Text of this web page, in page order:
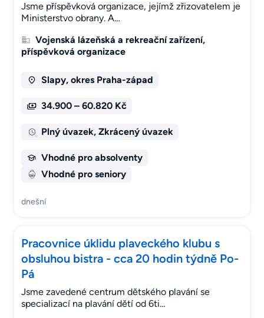
Jsme příspěvková organizace, jejímž zřizovatelem je
Ministerstvo obrany. A…
Vojenská lázeňská a rekreační zařízení,
příspěvková organizace
Slapy, okres Praha-západ
34.900 – 60.820 Kč
Plný úvazek, Zkrácený úvazek
Vhodné pro absolventy
Vhodné pro seniory
dnešní
Pracovnice úklidu plaveckého klubu s
obsluhou bistra - cca 20 hodin týdně Po-
Pá
Jsme zavedené centrum dětského plavání se
specializací na plavání dětí od 6ti…